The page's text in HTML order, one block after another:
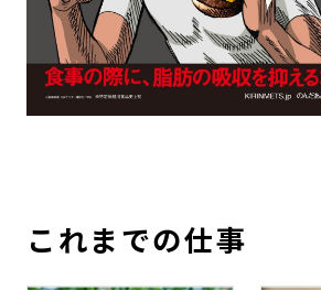
これまでの仕事